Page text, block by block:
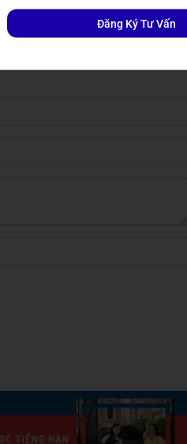
Đăng Ký Tư Vấn